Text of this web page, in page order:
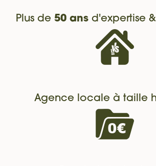
Plus de 50 ansd'expertise
Agence locale à taille